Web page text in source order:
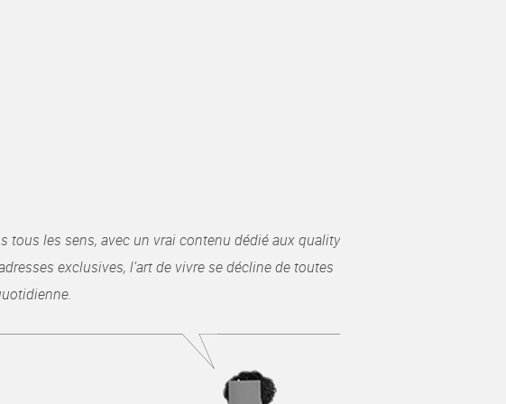
les sens, avec un vrai contenu dédié aux quality
exclusives, l’art de vivre se décline de toutes